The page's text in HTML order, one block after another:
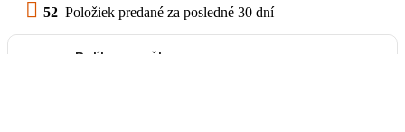
52 Položiek predané za posledné 30 dní
Balík na poštu,